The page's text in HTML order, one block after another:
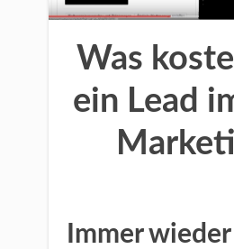
Was
ein Lead
Immer